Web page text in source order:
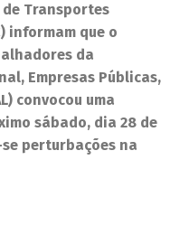
de Transportes
informam que o
da
Empresas Públicas,
convocou uma
sábado, dia 28 de
perturbações na